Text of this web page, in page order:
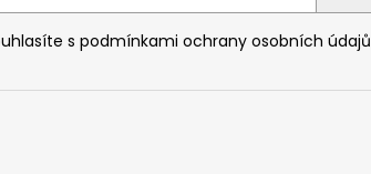
s podmínkami ochrany osobních údajů